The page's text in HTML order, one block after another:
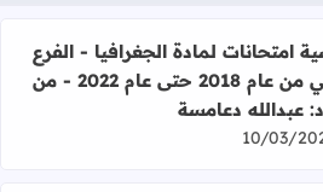
لمادة الجغرافيا - الفرع الأدبي من عام 2018 حتى عام 2022 - من إعداد:
امتحانات لمادة الجغرافيا - الفرع
الأدبي من عام 2018 حتى عام 2022 - من
عبدالله دعامسة
10/03/